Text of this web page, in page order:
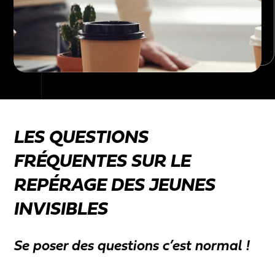
LES QUESTIONS
FRÉQUENTES SUR LE
REPÉRAGE DES JEUNES
INVISIBLES
Se poser des questions c’est normal !